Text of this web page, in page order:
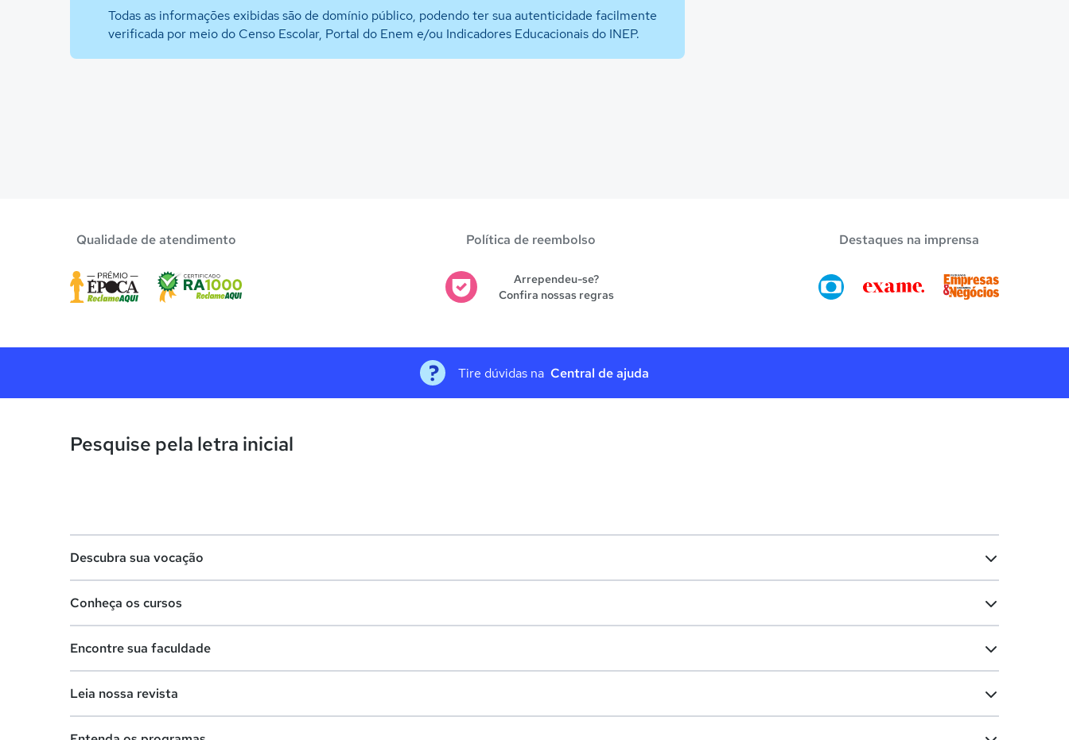
Todas as informações exibidas são de domínio público, podendo ter sua autenticidade facilmente
verificada por meio do Censo Escolar, Portal do Enem e/ou Indicadores Educacionais do INEP.
Qualidade de atendimento Política de reembolso
Arrependeu-se?
Confira nossas regras
Destaques na imprensa
Tire dúvidas na Central de ajuda
Pesquise pela letra inicial
Descubra sua vocação
Lista de profissões
Conheça os cursos
Cursos de graduação
Encontre sua faculdade
Leia nossa revista